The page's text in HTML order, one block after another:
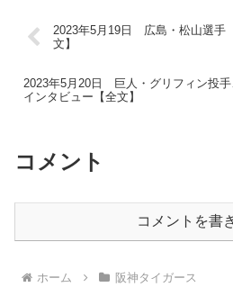
2023年5月19日 広島・松山選手
文】
2023年5月20日 巨人・グリフィン投
インタビュー【全文】
コメント
コメントを書
ホーム 阪神タイガース